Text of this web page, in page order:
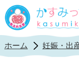
ホーム 妊娠・出